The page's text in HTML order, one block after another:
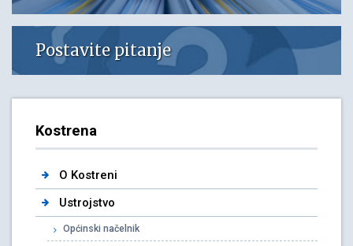
Postavite pitanje
Kostrena
O Kostreni
Ustrojstvo
Općinski načelnik